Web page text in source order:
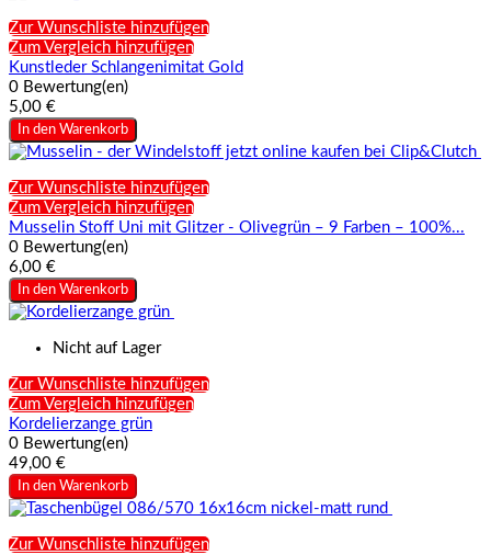
Zur Wunschliste hinzufügen
Zum Vergleich hinzufügen
Kunstleder Schlangenimitat Gold
0 Bewertung(en)
5,00 €
In den Warenkorb
Zur Wunschliste hinzufügen
Zum Vergleich hinzufügen
Musselin Stoff Uni mit Glitzer - Olivegrün – 9 Farben – 100%...
0 Bewertung(en)
6,00 €
In den Warenkorb
Nicht auf Lager
Zur Wunschliste hinzufügen
Zum Vergleich hinzufügen
Kordelierzange grün
0 Bewertung(en)
49,00 €
In den Warenkorb
Zur Wunschliste hinzufügen